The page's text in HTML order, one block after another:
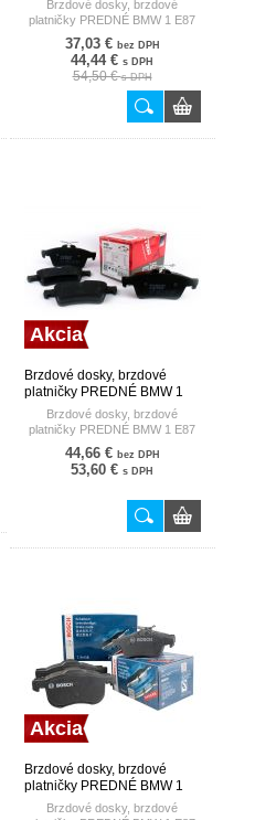
TEXTAR
Brzdové dosky, brzdové
platničky PREDNÉ BMW 1 E87
116-118-120 04-
37,03 € bez DPH
44,44 € s DPH
54,50 €s DPH
Akcia
Brzdové dosky, brzdové
platničky PREDNÉ BMW 1
E87 116-118-120 04- TRW
Brzdové dosky, brzdové
platničky PREDNÉ BMW 1 E87
116-118-120 04-
44,66 € bez DPH
53,60 € s DPH
Akcia
Brzdové dosky, brzdové
platničky PREDNÉ BMW 1
E87 116-118-120 BA BOSCH
Brzdové dosky, brzdové